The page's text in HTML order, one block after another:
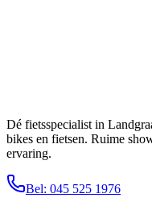
Dé fietsspecialist in
bikes en fietsen. Ruime
ervaring.
Bel: 045 525 1976